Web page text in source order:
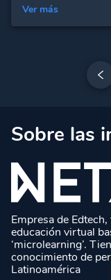
Ver más
Sobre las
Empresa de
educación virtual
‘microlearning’.
conocimiento de
Latinoamérica